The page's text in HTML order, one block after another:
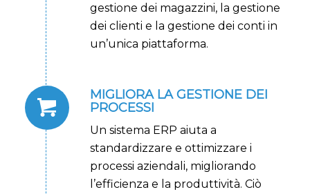
gestione dei magazzini, la gestione
dei clienti e la gestione dei conti in
un’unica piattaforma.
MIGLIORA LA GESTIONE DEI
PROCESSI
Un sistema ERP aiuta a
standardizzare e ottimizzare i
processi aziendali, migliorando
l’efficienza e la produttività. Ciò